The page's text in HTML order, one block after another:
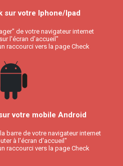
sur votre Iphone/Ipad
de votre navigateur internet
l'écran d'accueil"
raccourci vers la page Check
votre mobile Android
barre de votre navigateur internet
à l'écran d'accueil"
raccourci vers la page Check